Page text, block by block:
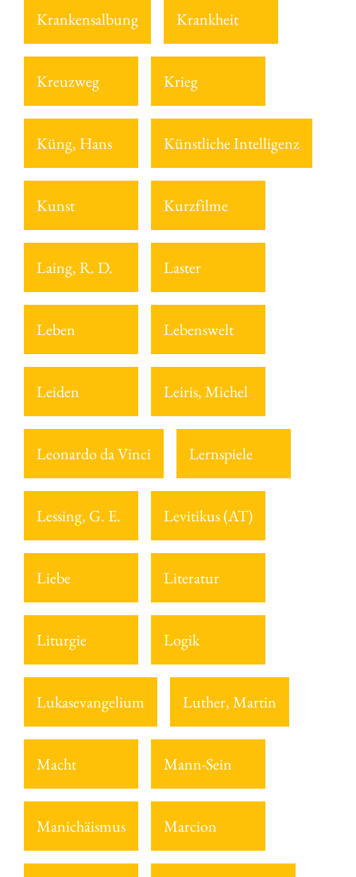
Krankensalbung Krankheit
Kreuzweg Krieg
Küng, Hans Künstliche Intelligenz
Kunst Kurzfilme
Laing, R. D. Laster
Leben Lebenswelt
Leiden Leiris, Michel
Leonardo da Vinci Lernspiele
Lessing, G. E. Levitikus (AT)
Liebe Literatur
Liturgie Logik
Lukasevangelium Luther, Martin
Macht Mann-Sein
Manichäismus Marcion